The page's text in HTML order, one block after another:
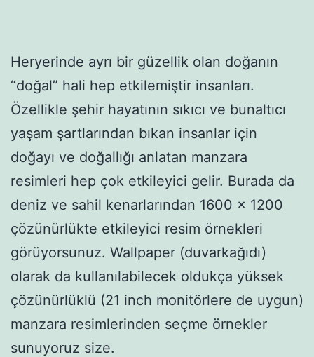
Heryerinde ayrı bir güzellik olan doğanın
“doğal” hali hep etkilemiştir insanları.
Özellikle şehir hayatının sıkıcı ve bunaltıcı
yaşam şartlarından bıkan insanlar için
doğayı ve doğallığı anlatan manzara
resimleri hep çok etkileyici gelir. Burada da
deniz ve sahil kenarlarından 1600 x 1200
çözünürlükte etkileyici resim örnekleri
görüyorsunuz. Wallpaper (duvarkağıdı)
olarak da kullanılabilecek oldukça yüksek
çözünürlüklü (21 inch monitörlere de uygun)
manzara resimlerinden seçme örnekler
sunuyoruz size.